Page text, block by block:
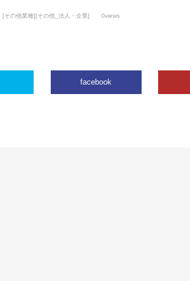
[その他業種][その他_法人・企業] 0views
facebook